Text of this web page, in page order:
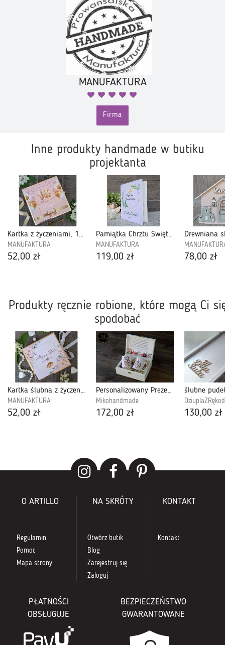
MANUFAKTURA
Firma
Inne produkty handmade w butiku
projektanta
Kartka z życzeniami, 18 urodziny, pudełko na pieniądze-18U05
MANUFAKTURA
52,00 zł
Pamiątka Chrztu Świętego, Biblia -BCHN6
MANUFAKTURA
119,00 zł 78,00 zł
Produkty ręcznie robione, które mogą Ci
spodobać
Kartka ślubna z życzeniami, Pamiątka ślubu, pudełko na pieniądze-PPS2304
MANUFAKTURA
52,00 zł
Personalizowany Prezent ślubny dla Nowożeńców
Mikohandmade
172,00 zł 130,00 zł
O ARTILLO
Regulamin
Pomoc
Mapa strony
NA SKRÓTY
Otwórz butik
Blog
Zarejestruj się
Zaloguj
KONTAKT
Kontakt
PŁATNOŚCI
OBSŁUGUJE
BEZPIECZEŃSTWO
GWARANTOWANE